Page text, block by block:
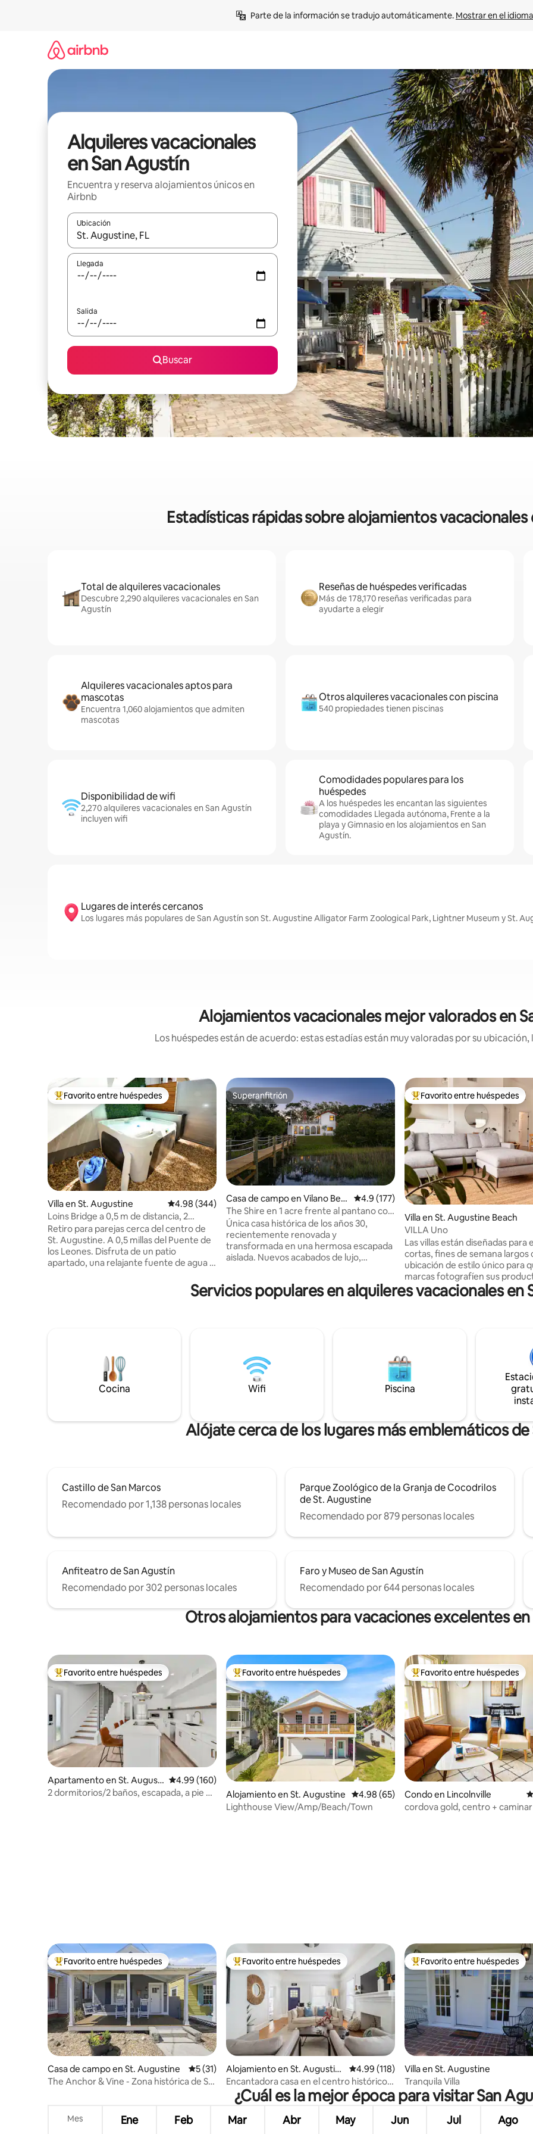
Parte de la información se tradujo automáticamente. Mostrar en el
Alquileres vacacionales
en San Agustín
Encuentra y reserva alojamientos únicos en
Airbnb
Ubicación
Cuando los resultados estén disponibles, navega con las teclas de flecha hacia arriba y hacia abajo o explora con el
Llegada
Salida
Buscar
Estadísticas rápidas sobre alojamientos vacacionales
Total de alquileres vacacionales
Descubre 2,290 alquileres vacacionales en San
Agustín
Reseñas de huéspedes verificadas
Más de 178,170 reseñas verificadas para
ayudarte a elegir
Alquileres vacacionales aptos para
mascotas
Encuentra 1,060 alojamientos que admiten
mascotas
Otros alquileres vacacionales con piscina
540 propiedades tienen piscinas
Disponibilidad de wifi
2,270 alquileres vacacionales en San Agustín
incluyen wifi
Comodidades populares para los
huéspedes
A los huéspedes les encantan las siguientes
comodidades Llegada autónoma, Frente a la
playa y Gimnasio en los alojamientos en San
Agustín.
Lugares de interés cercanos
Los lugares más populares de San Agustín son St. Augustine Alligator Farm Zoological Park, Lightner Museum y St.
Alojamientos vacacionales mejor valorados en
Los huéspedes están de acuerdo: estas estadías están muy valoradas por su
Favorito entre huéspedes preferido
Favorito entre huéspedes
Villa en St. Augustine Calificación promedio: 4.98 de 5, 344 reseñas
4.98 (344)
Loins Bridge a 0,5 m de distancia, 2
dormitorios, jacuzzi privado
Retiro para parejas cerca del centro de
St. Augustine. A 0,5 millas del Puente de
los Leones. Disfruta de un patio
apartado, una relajante fuente de agua y
personas. Relájate y contempla la puesta
de sol en un entorno tranquilo después
para una escapada romántica, un fin de
semana fuera o una ocasión especial.
Hay solicitudes especiales y
adaptaciones disponibles para ayudar a
Superanfitrión
Superanfitrión
Casa de campo en Vilano Bea
ch
Calificación promedio: 4.9 de 5, 177 reseñas
4.9 (177)
The Shire en 1 acre frente al pantano con
muelle y spa
Única casa histórica de los años 30,
recientemente renovada y
transformada en una hermosa escapada
aislada. Nuevos acabados de lujo,
Terraza en la azotea, vistas al amanecer
del océano Atlántico, al centro de la
la playa y a 3 millas del centro de la calle St
George. Sigue a través de @carcabaroad
para obtener el contenido semanal de l'
alojamiento.
Favorito entre huéspedes
Favorito entre huéspedes
Villa en St. Augustine Beach
VILLA Uno
Las villas están diseñadas para
cortas, fines de semana largos
ubicación de estilo único para
marcas fotografíen sus
espacio cuenta con tonos
acabados naturales y arte local
dos dormitorios, dos baños y un
trasero completo con jardín
zona de estar, comedor y
Una de las 4 villas ubicadas en
Augustine Beach. No se
mascotas.
Servicios populares en alquileres vacacionales en
Cocina Wifi Piscina
Alójate cerca de los lugares más emblemáticos de
Castillo de San Marcos
Recomendado por 1,138 personas locales
Parque Zoológico de la Granja de Cocodrilos
de St. Augustine
Recomendado por 879 personas locales
Anfiteatro de San Agustín
Recomendado por 302 personas locales
Faro y Museo de San Agustín
Recomendado por 644 personas locales
Otros alojamientos para vacaciones excelentes
Favorito entre huéspedes preferido
Favorito entre huéspedes
Apartamento en St. Augusti
ne
Calificación promedio: 4.99 de 5, 160 reseñas
4.99 (160)
2 dormitorios/2 baños, escapada, a pie de
Favorito entre huéspedes preferido
Favorito entre huéspedes
Alojamiento en St. Augustine Calificación promedio: 4.98 de 5, 65 reseñas
4.98 (65)
Lighthouse View/Amp/Beach/Town
Favorito entre huéspedes
Favorito entre huéspedes
Condo en Lincolnville
cordova gold, centro +
Favorito entre huéspedes preferido
Favorito entre huéspedes
Casa de campo en St. Augustine Calificación promedio: 5 de 5, 31 reseñas
5 (31)
The Anchor & Vine - Zona histórica de St.
Favorito entre huéspedes preferido
Favorito entre huéspedes
Alojamiento en St. Augustin
e
Calificación promedio: 4.99 de 5, 118 reseñas
4.99 (118)
Encantadora casa en el centro histórico,
a poca distancia de todo
Favorito entre huéspedes
Favorito entre huéspedes
Villa en St. Augustine
Tranquila Villa
¿Cuál es la mejor época para visitar San
Mes Ene Feb Mar Abr May Jun Jul Ago